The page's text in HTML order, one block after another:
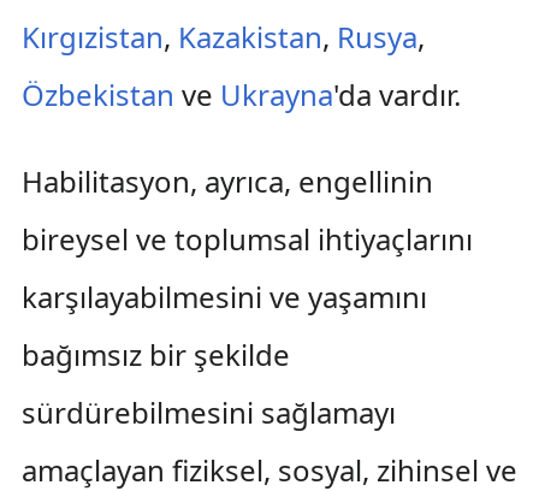
Kırgızistan, Kazakistan, Rusya,
Özbekistan ve Ukrayna'da vardır.
Habilitasyon, ayrıca, engellinin
bireysel ve toplumsal ihtiyaçlarını
karşılayabilmesini ve yaşamını
bağımsız bir şekilde
sürdürebilmesini sağlamayı
amaçlayan fiziksel, sosyal, zihinsel ve